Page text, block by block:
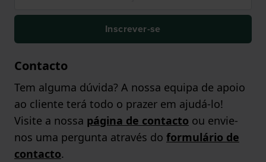
Inscrever-se
Contacto
Tem alguma dúvida? A nossa equipa de apoio
ao cliente terá todo o prazer em ajudá-lo!
Visite a nossa página de contacto ou envie-
nos uma pergunta através do formulário de
contacto.